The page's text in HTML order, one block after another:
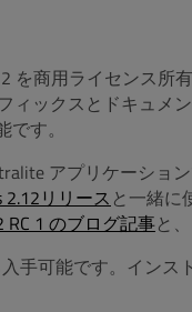
2 を商用ライセンス
ィックスとドキュ
す。
アプリケーシ
2.12リリース と一緒に
RC 1 のブログ記事と
手可能です。 インス